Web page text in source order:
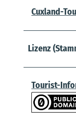
Cuxland-
Lizenz
Tourist-